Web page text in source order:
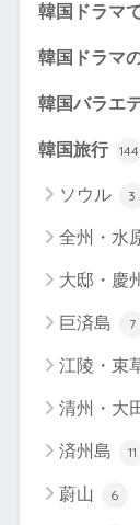
韓国ドラマ
韓国ドラマ
韓国バラエ
韓国旅行 144
ソウル 3
全州・水
大邸・慶
巨済島 7
江陵・束
清州・大
済州島 11
蔚山 6